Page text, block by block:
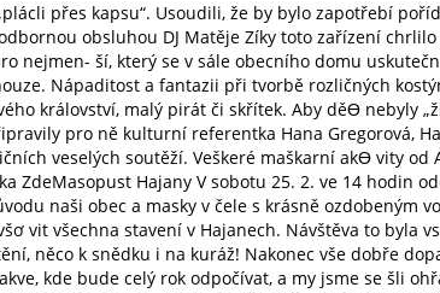
přes kapsu“. Usoudili, že by bylo zapotřebí
obsluhou DJ Matěje Zíky toto zařízení
nejmen- ší, který se v sále obecního domu
Nápaditost a fantazii při tvorbě rozličných
království, malý pirát či skřítek. Aby děƟ nebyly
pro ně kulturní referentka Hana Gregorová,
veselých soutěží. Veškeré maškarní akƟ vity od
ZdeMasopust Hajany V sobotu 25. 2. ve 14 hodin
naši obec a masky v čele s krásně ozdobeným
vit všechna stavení v Hajanech. Návštěva to byla
něco k snědku i na kuráž! Nakonec vše dobře
kde bude celý rok odpočívat, a my jsme se šli